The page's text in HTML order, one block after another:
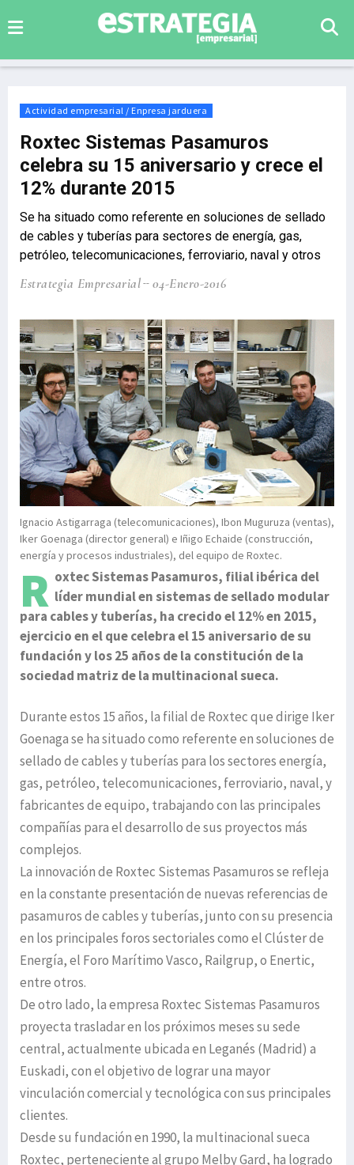
Actividad empresarial / Enpresa jarduera
Roxtec Sistemas Pasamuros
celebra su 15 aniversario y crece el
12% durante 2015
Se ha situado como referente en soluciones de sellado
de cables y tuberías para sectores de energía, gas,
petróleo, telecomunicaciones, ferroviario, naval y otros
Estrategia Empresarial 04-Enero-2016
Ignacio Astigarraga (telecomunicaciones), Ibon Muguruza (ventas),
Iker Goenaga (director general) e Iñigo Echaide (construcción,
energía y procesos industriales), del equipo de Roxtec.
R oxtec Sistemas Pasamuros, filial ibérica del
líder mundial en sistemas de sellado modular
para cables y tuberías, ha crecido el 12% en 2015,
ejercicio en el que celebra el 15 aniversario de su
fundación y los 25 años de la constitución de la
sociedad matriz de la multinacional sueca.
Durante estos 15 años, la filial de Roxtec que dirige Iker
Goenaga se ha situado como referente en soluciones de
sellado de cables y tuberías para los sectores energía,
gas, petróleo, telecomunicaciones, ferroviario, naval, y
fabricantes de equipo, trabajando con las principales
compañías para el desarrollo de sus proyectos más
complejos.
La innovación de Roxtec Sistemas Pasamuros se refleja
en la constante presentación de nuevas referencias de
pasamuros de cables y tuberías, junto con su presencia
en los principales foros sectoriales como el Clúster de
Energía, el Foro Marítimo Vasco, Railgrup, o Enertic,
entre otros.
De otro lado, la empresa Roxtec Sistemas Pasamuros
proyecta trasladar en los próximos meses su sede
central, actualmente ubicada en Leganés (Madrid) a
Euskadi, con el objetivo de lograr una mayor
vinculación comercial y tecnológica con sus principales
clientes.
Desde su fundación en 1990, la multinacional sueca
Roxtec, perteneciente al grupo Melby Gard, ha logrado